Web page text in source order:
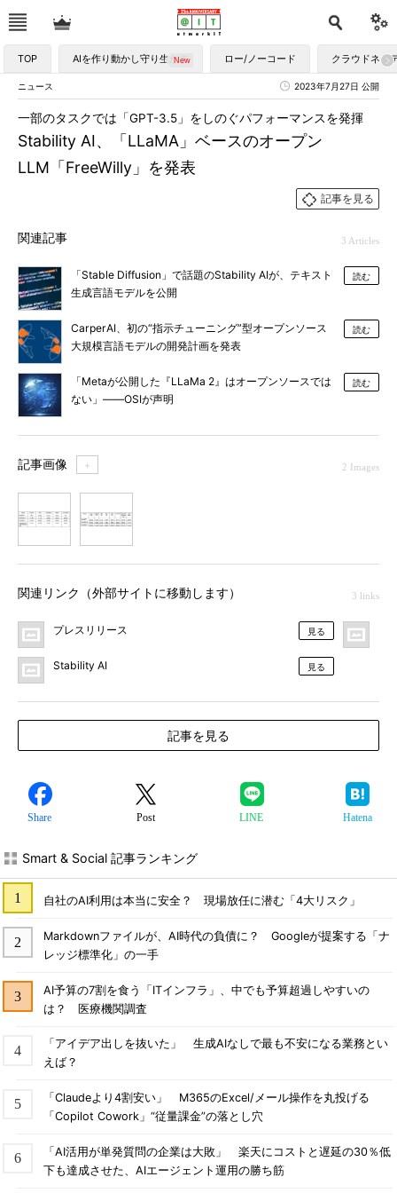
TOP AIを作り動かし守り生かす ロー/ノーコード クラウドネイ
ニュース 2023年7月27日 公開
Stability AI、「LLaMA」ベースのオープン
LLM「FreeWilly」を発表
一部のタスクでは「GPT-3.5」をしのぐパフォーマンスを発揮
記事を見る
関連記事 3 Articles
「Stable Diffusion」で話題のStability AIが、テキスト
生成言語モデルを公開
読む
CarperAI、初の“指示チューニング”型オープンソース
大規模言語モデルの開発計画を発表
読む
「Metaが公開した『LLaMa 2』はオープンソースでは
ない」――OSIが声明
読む
記事画像 ＋ 2 Images
関連リンク（外部サイトに移動します） 3 links
プレスリリース 見る
Stability AI 見る
記事を見る
Share Post LINE Hatena
Smart & Social 記事ランキング
自社のAI利用は本当に安全？ 現場放任に潜む「4大リスク」
Markdownファイルが、AI時代の負債に？ Googleが提案する「ナ
レッジ標準化」の一手
AI予算の7割を食う「ITインフラ」、中でも予算超過しやすいの
は？ 医療機関調査
「アイデア出しを抜いた」 生成AIなしで最も不安になる業務とい
えば？
「Claudeより4割安い」 M365のExcel/メール操作を丸投げる
「Copilot Cowork」“従量課金”の落とし穴
「AI活用が単発質問の企業は大敗」 楽天にコストと遅延の30％低
下も達成させた、AIエージェント運用の勝ち筋